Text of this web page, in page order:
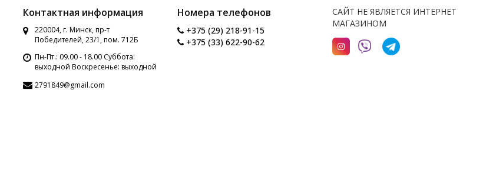
Контактная информация
220004, г. Минск, пр-т
Победителей, 23/1, пом. 712Б
Пн-Пт.: 09.00 - 18.00 Суббота:
выходной Воскресенье: выходной
2791849@gmail.com
Номера телефонов
+375 (29) 218-91-15
+375 (33) 622-90-62
САЙТ НЕ ЯВЛЯЕТСЯ ИНТЕРНЕТ
МАГАЗИНОМ